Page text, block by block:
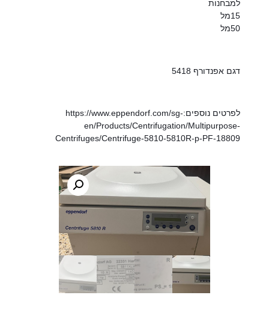
למבחנות
15מל
50מל
דגם אפנדורף 5418
לפרטים נוספים:https://www.eppendorf.com/sg-
en/Products/Centrifugation/Multipurpose-
Centrifuges/Centrifuge-5810-5810R-p-PF-18809